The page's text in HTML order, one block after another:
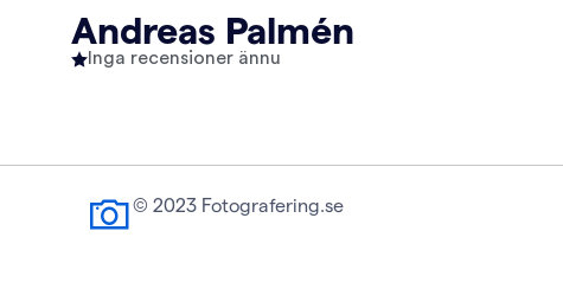
Andreas Palmén
Inga recensioner ännu
© 2023 Fotografering.se